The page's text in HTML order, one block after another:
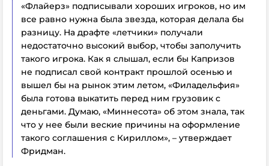
«Флайерз» подписывали хороших игроков, но им
все равно нужна была звезда, которая делала бы
разницу. На драфте «летчики» получали
недостаточно высокий выбор, чтобы заполучить
такого игрока. Как я слышал, если бы Капризов
не подписал свой контракт прошлой осенью и
вышел бы на рынок этим летом, «Филадельфия»
была готова выкатить перед ним грузовик с
деньгами. Думаю, «Миннесота» об этом знала, так
что у нее были веские причины на оформление
такого соглашения с Кириллом», – утверждает
Фридман.